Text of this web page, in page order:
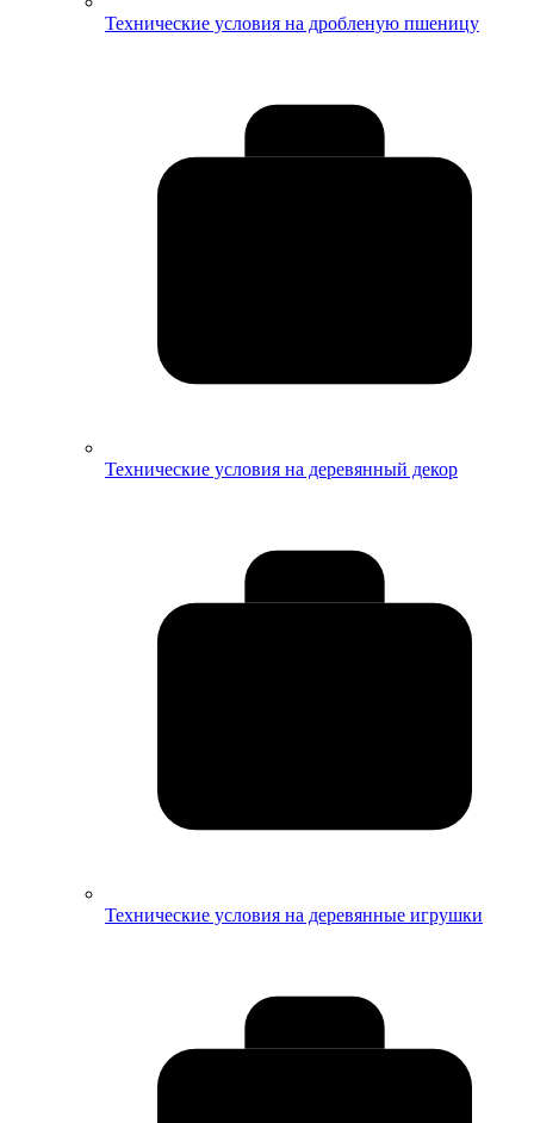
Технические условия на дробленую пшеницу
Технические условия на деревянный декор
Технические условия на деревянные игрушки